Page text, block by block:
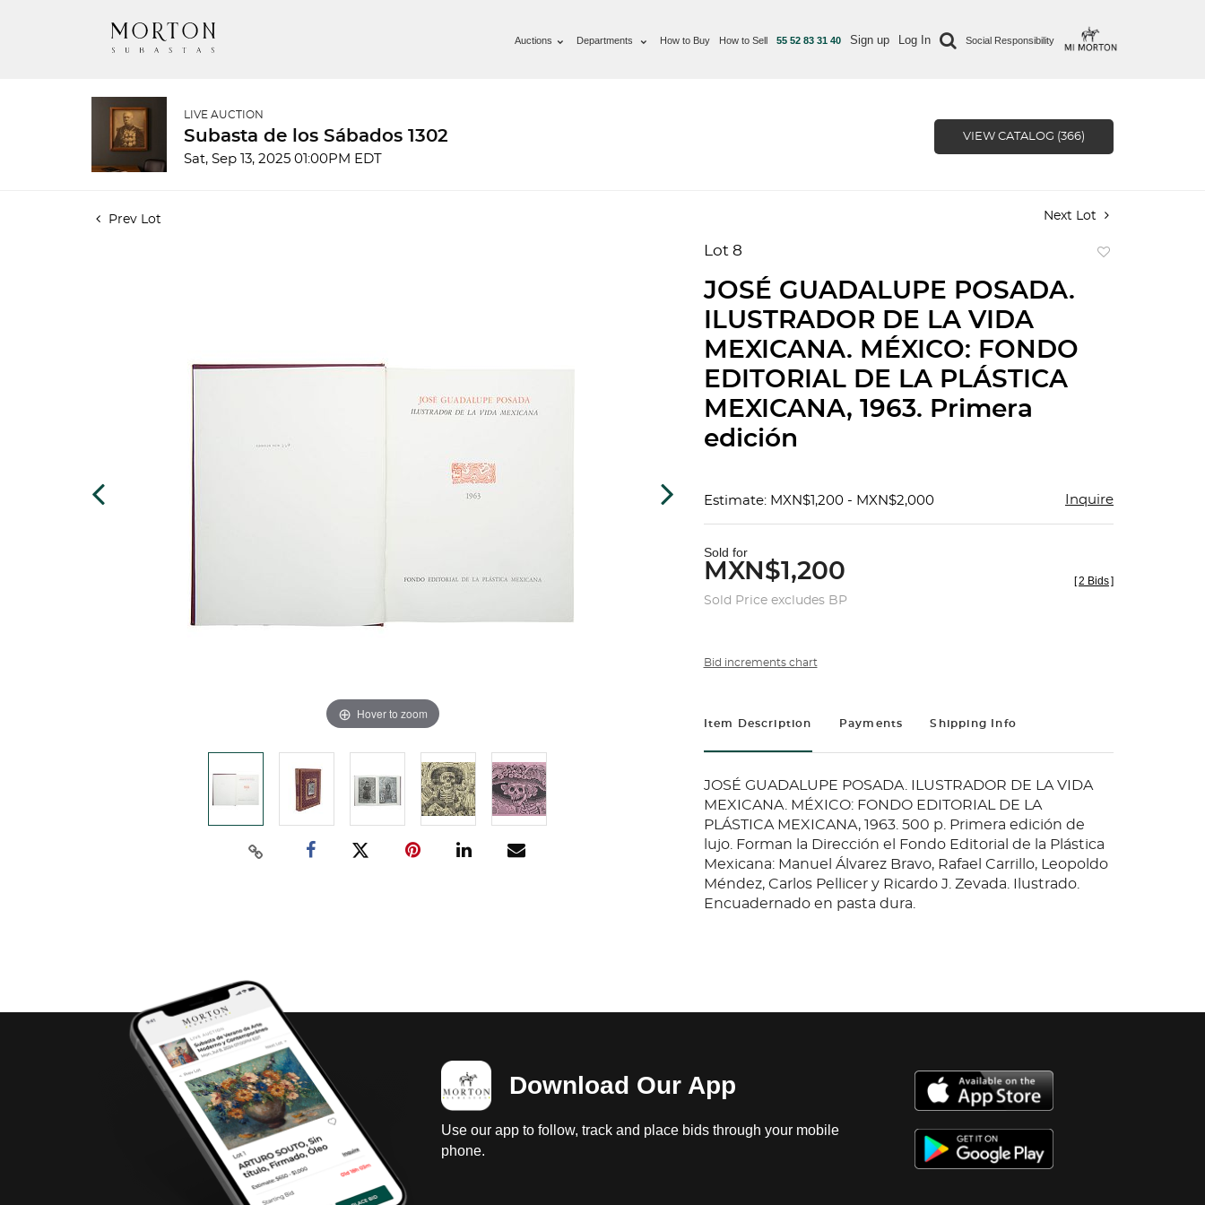
Auctions Departments How to Buy How to Sell 55 52 83 31 40 Sign up Log In Social Responsibility
LIVE AUCTION
Subasta de los Sábados 1302
Sat, Sep 13, 2025 01:00PM EDT
VIEW CATALOG (366)
Prev Lot Next Lot
Hover to zoom
Lot 8
JOSÉ GUADALUPE POSADA.
ILUSTRADOR DE LA VIDA
MEXICANA. MÉXICO: FONDO
EDITORIAL DE LA PLÁSTICA
MEXICANA, 1963. Primera
edición
Estimate: MXN$1,200 - MXN$2,000 Inquire
Sold for
MXN$1,200
Sold Price excludes BP
[2 Bids]
Bid increments chart
Item Description Payments Shipping Info
JOSÉ GUADALUPE POSADA. ILUSTRADOR DE LA VIDA
MEXICANA. MÉXICO: FONDO EDITORIAL DE LA
PLÁSTICA MEXICANA, 1963. 500 p. Primera edición de
lujo. Forman la Dirección el Fondo Editorial de la Plástica
Mexicana: Manuel Álvarez Bravo, Rafael Carrillo, Leopoldo
Méndez, Carlos Pellicer y Ricardo J. Zevada. Ilustrado.
Encuadernado en pasta dura.
Download Our App
Use our app to follow, track and place bids through your mobile
phone.